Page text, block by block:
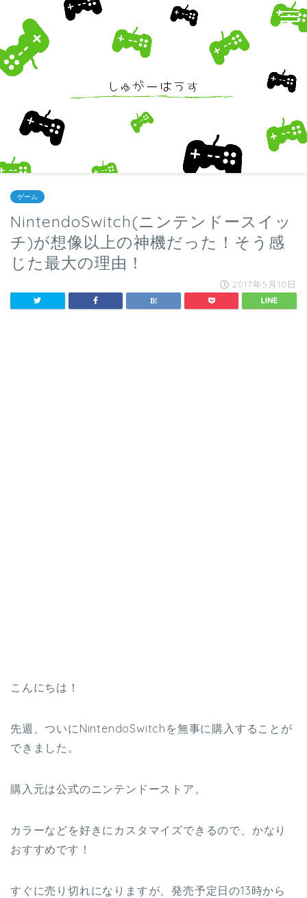
ゲーム
NintendoSwitch(ニンテンドースイッ
チ)が想像以上の神機だった！そう感
じた最大の理由！
2017年5月10日
こんにちは！
先週、ついにNintendoSwitchを無事に購入することが
できました。
購入元は公式のニンテンドーストア。
カラーなどを好きにカスタマイズできるので、かなり
おすすめです！
すぐに売り切れになりますが、発売予定日の13時から